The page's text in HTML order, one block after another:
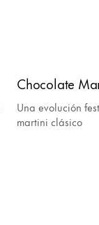
Chocolate
Una evolución
martini clásico